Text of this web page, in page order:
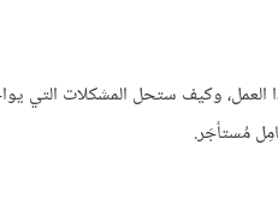
العمل، وكيف ستحل المشكلات التي
مُستأجَر.